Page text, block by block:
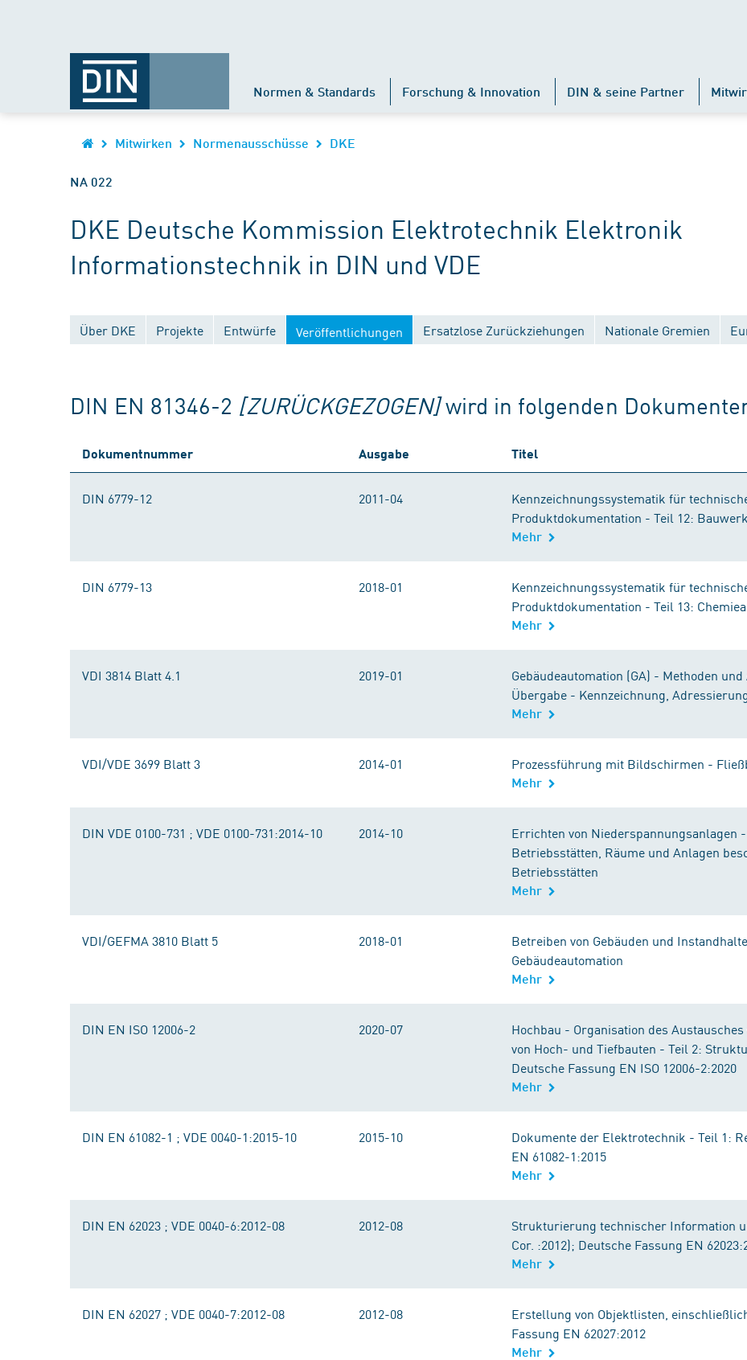
Normen & Standards Forschung & Innovation DIN & seine Partner
Mitwirken Normenausschüsse DKE
NA 022
DKE Deutsche Kommission Elektrotechnik Elektronik
Informationstechnik in DIN und VDE
Über DKE Projekte Entwürfe Veröffentlichungen Ersatzlose Zurückziehungen Nationale Gremien
DIN EN 81346-2 [ZURÜCKGEZOGEN]wird in folgenden
Dokumentnummer Ausgabe Titel
DIN 6779-12 2011-04
Kennzeichnungssystematik für
Produktdokumentation - Teil 12:
Mehr
DIN 6779-13 2018-01
Kennzeichnungssystematik für
Produktdokumentation - Teil 13:
Mehr
VDI 3814 Blatt 4.1 2019-01
Gebäudeautomation (GA) - Methoden
Übergabe - Kennzeichnung,
Mehr
VDI/VDE 3699 Blatt 3 2014-01 Prozessführung mit Bildschirmen -
Mehr
DIN VDE 0100-731 ; VDE 0100-731:2014-10 2014-10
Errichten von Niederspannungsanlagen
Betriebsstätten, Räume und Anlagen
Betriebsstätten
Mehr
VDI/GEFMA 3810 Blatt 5 2018-01
Betreiben von Gebäuden und
Gebäudeautomation
Mehr
DIN EN ISO 12006-2 2020-07
Hochbau - Organisation des
von Hoch- und Tiefbauten - Teil 2:
Deutsche Fassung EN ISO 12006-2:2020
Mehr
DIN EN 61082-1 ; VDE 0040-1:2015-10 2015-10
Dokumente der Elektrotechnik - Teil 1:
EN 61082-1:2015
Mehr
DIN EN 62023 ; VDE 0040-6:2012-08 2012-08
Strukturierung technischer Information
Cor. :2012); Deutsche Fassung EN
Mehr
DIN EN 62027 ; VDE 0040-7:2012-08 2012-08
Erstellung von Objektlisten,
Fassung EN 62027:2012
Mehr